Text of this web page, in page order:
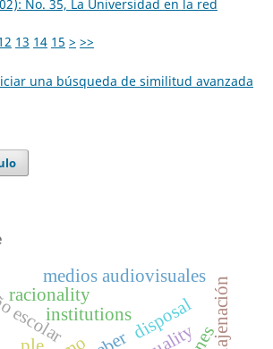
No. 35, La Universidad en la red
13 14 15 > >>
una búsqueda de similitud avanzada
racionality
institutionsdisposal enajenación
medios audiovisuales